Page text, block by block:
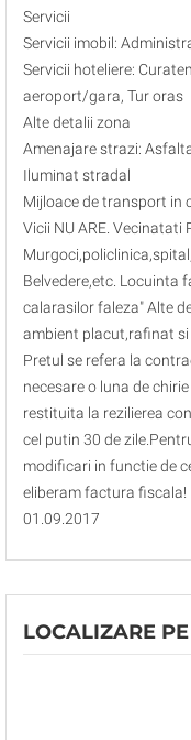
Servicii
Servicii imobil:
Servicii hoteliere:
aeroport/gara, Tur oras
Alte detalii zona
Amenajare strazi:
Iluminat stradal
Mijloace de transport in
Vicii NU ARE.
Belvedere,etc. Locuinta
calarasilor faleza" Alte
ambient placut,rafinat si
Pretul se refera la
necesare o luna de
restituita la rezilierea
cel putin 30 de
modificari in functie de
eliberam factura
01.09.2017
LOCALIZARE